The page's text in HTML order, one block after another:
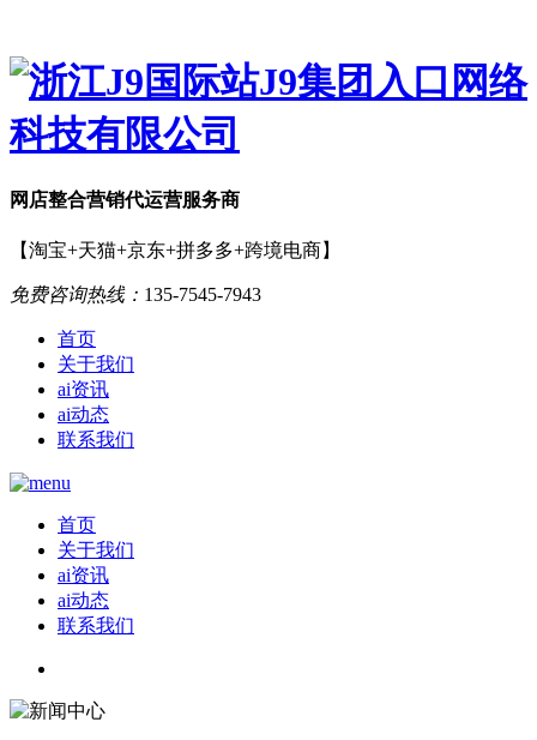
网店整合营销代运营服务商
【淘宝+天猫+京东+拼多多+跨境电商】
免费咨询热线： 135-7545-7943
首页
关于我们
ai资讯
ai动态
联系我们
首页
关于我们
ai资讯
ai动态
联系我们